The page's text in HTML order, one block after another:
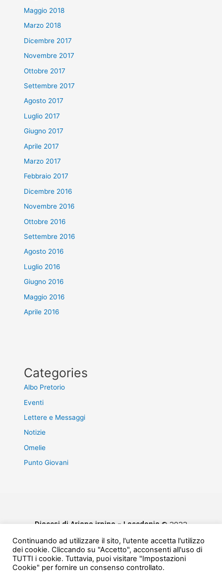
Maggio 2018
Marzo 2018
Dicembre 2017
Novembre 2017
Ottobre 2017
Settembre 2017
Agosto 2017
Luglio 2017
Giugno 2017
Aprile 2017
Marzo 2017
Febbraio 2017
Dicembre 2016
Novembre 2016
Ottobre 2016
Settembre 2016
Agosto 2016
Luglio 2016
Giugno 2016
Maggio 2016
Aprile 2016
Categories
Albo Pretorio
Eventi
Lettere e Messaggi
Notizie
Omelie
Punto Giovani
Diocesi di Ariano irpino – Lacedonia © 2022
Privacy & Cookie Policy
Powered bye-Direct
Continuando ad utilizzare il sito, l'utente accetta l'utilizzo
dei cookie. Cliccando su "Accetto", acconsenti all'uso di
TUTTI i cookie. Tuttavia, puoi visitare "Impostazioni
Cookie" per fornire un consenso controllato.